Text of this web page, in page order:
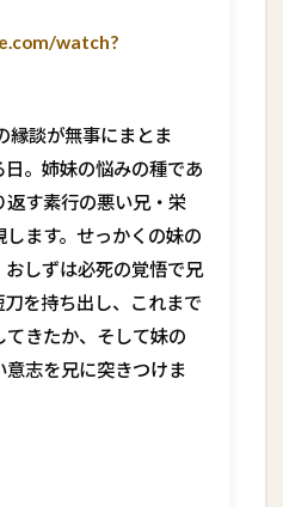
watch?
縁談が無事にまとま
日。姉妹の悩みの種であ
返す素行の悪い兄・栄
ます。せっかくの妹の
しずは必死の覚悟で兄
を持ち出し、これまで
きたか、そして妹の
志を兄に突きつけま